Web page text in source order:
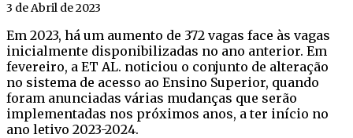
3 de Abril de 2023
Em 2023, há um aumento de 372 vagas face às vagas
inicialmente disponibilizadas no ano anterior. Em
fevereiro, a ET AL. noticiou o conjunto de alteração
no sistema de acesso ao Ensino Superior, quando
foram anunciadas várias mudanças que serão
implementadas nos próximos anos, a ter início no
ano letivo 2023-2024.